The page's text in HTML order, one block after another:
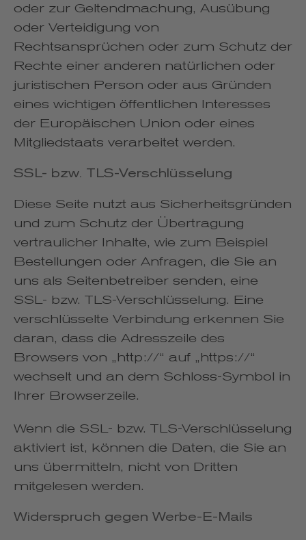
oder zur Geltendmachung, Ausübung
oder Verteidigung von
Rechtsansprüchen oder zum Schutz der
Rechte einer anderen natürlichen oder
juristischen Person oder aus Gründen
eines wichtigen öffentlichen Interesses
der Europäischen Union oder eines
Mitgliedstaats verarbeitet werden.
SSL- bzw. TLS-Verschlüsselung
Diese Seite nutzt aus Sicherheitsgründen
und zum Schutz der Übertragung
vertraulicher Inhalte, wie zum Beispiel
Bestellungen oder Anfragen, die Sie an
uns als Seitenbetreiber senden, eine
SSL- bzw. TLS-Verschlüsselung. Eine
verschlüsselte Verbindung erkennen Sie
daran, dass die Adresszeile des
Browsers von „http://“ auf „https://“
wechselt und an dem Schloss-Symbol in
Ihrer Browserzeile.
Wenn die SSL- bzw. TLS-Verschlüsselung
aktiviert ist, können die Daten, die Sie an
uns übermitteln, nicht von Dritten
mitgelesen werden.
Widerspruch gegen Werbe-E-Mails